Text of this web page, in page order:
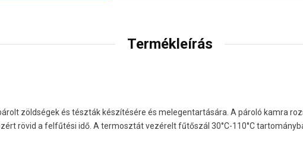
Termékleírás
zöldségek és tészták készítésére és melegentartására. A pároló kamra
rövid a felfűtési idő. A termosztát vezérelt fűtőszál 30°C-110°C